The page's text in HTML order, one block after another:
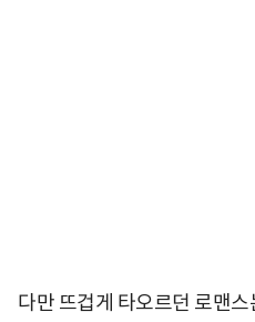
다만 뜨겁게 타오르던 로맨